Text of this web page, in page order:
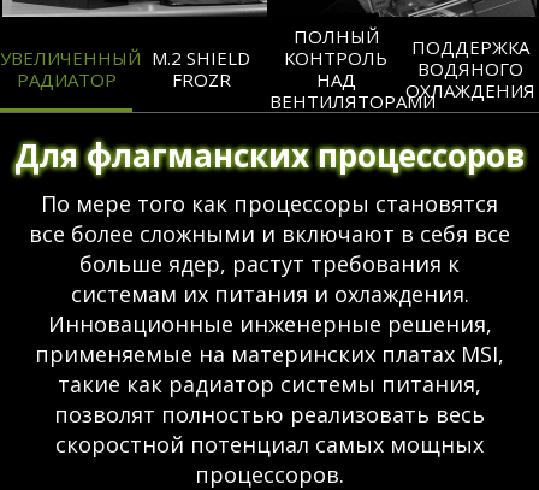
УВЕЛИЧЕННЫЙ
РАДИАТОР
M.2 SHIELD
FROZR
ПОЛНЫЙ
КОНТРОЛЬ
НАД
ВЕНТИЛЯТОРАМИ
ПОДДЕРЖКА
ВОДЯНОГО
ОХЛАЖДЕНИЯ
Для флагманских процессоров
По мере того как процессоры становятся
все более сложными и включают в себя все
больше ядер, растут требования к
системам их питания и охлаждения.
Инновационные инженерные решения,
применяемые на материнских платах MSI,
такие как радиатор системы питания,
позволят полностью реализовать весь
скоростной потенциал самых мощных
процессоров.